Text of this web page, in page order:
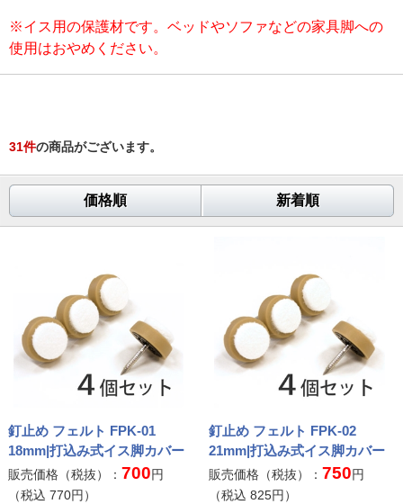
※イス用の保護材です。ベッドやソファなどの家具脚への
使用はおやめください。
31件の商品がございます。
価格順 新着順
釘止め フェルト FPK-01
18mm|打込み式イス脚カバー
販売価格（税抜）： 700円
（税込 770円）
釘止め フェルト FPK-02
21mm|打込み式イス脚カバー
販売価格（税抜）： 750円
（税込825円）